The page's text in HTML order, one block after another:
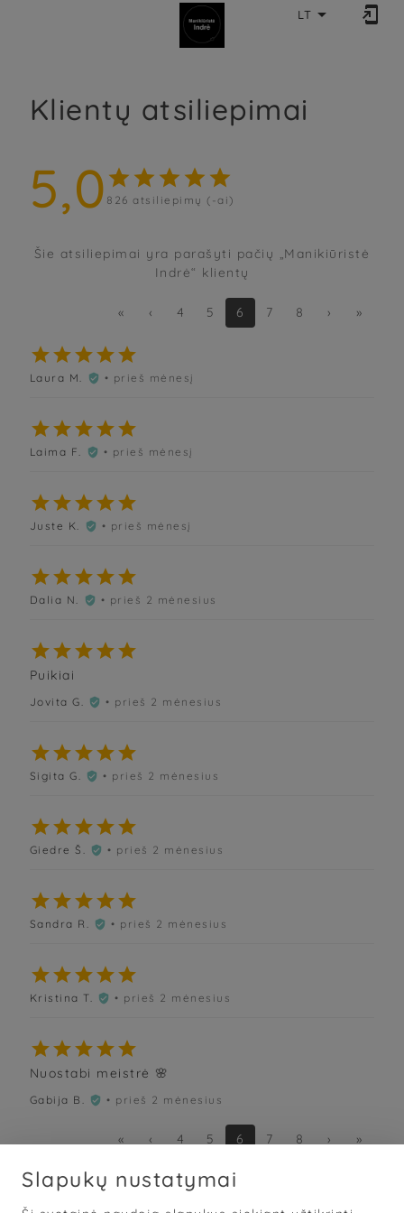
LT  
Klientų atsiliepimai
5,0     
826 atsiliepimų (-ai)
Šie atsiliepimai yra parašyti pačių „Manikiūristė
Indrė“ klientų
« ‹ 4 5 6 7 8 › »

Laura M.  • prieš mėnesį

Laima F.  • prieš mėnesį

Juste K.  • prieš mėnesį

Dalia N.  • prieš 2 mėnesius

Puikiai
Jovita G.  • prieš 2 mėnesius

Sigita G.  • prieš 2 mėnesius

Giedre Š.  • prieš 2 mėnesius

Sandra R.  • prieš 2 mėnesius

Kristina T.  • prieš 2 mėnesius

Nuostabi meistrė 🌸
Gabija B.  • prieš 2 mėnesius
« ‹ 4 5 6 7 8 › »
Slapukų nustatymai